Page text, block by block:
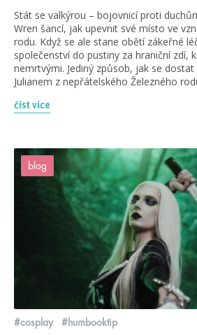
Stát se valkýrou – bojovnicí proti
Wren šancí, jak upevnit své místo ve
rodu. Když se ale stane obětí zákeřné
společenství do pustiny za hraniční zdí,
nemrtvými. Jediný způsob, jak se
Julianem z nepřátelského Železného
číst více
blog
#cosplay #humbooktip